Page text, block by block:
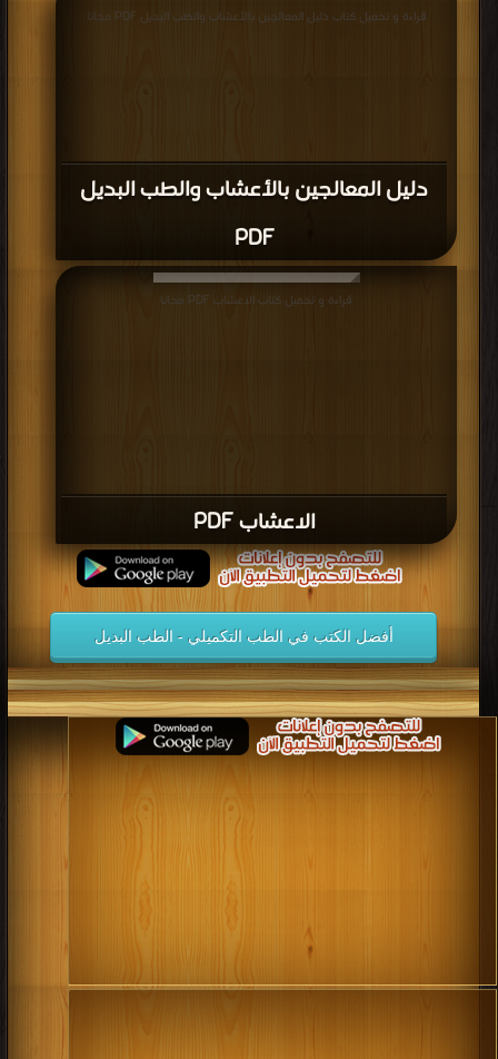
دليل المعالجين بالأعشاب والطب البديل
PDF
قراءة و تحميل كتاب دليل المعالجين بالأعشاب والطب البديل PDF مجانا
الاعشاب PDF
قراءة و تحميل كتاب الاعشاب PDF مجانا
أفضل الكتب في الطب التكميلي - الطب البديل